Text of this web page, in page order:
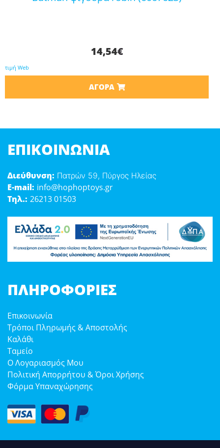
14,54€
τιμή Web
ΑΓΟΡΆ
ΕΠΙΚΟΙΝΩΝΊΑ
Διεύθυνση: Πατρών 59, Πύργος Ηλείας
E-mail: info@hophoptoys.gr
Τηλ.: 26213 01503
ΠΛΗΡΟΦΟΡΊΕΣ
Επικοινωνία
Τρόποι Πληρωμής & Αποστολής
Καλάθι
Ταμείο
Ο Λογαριασμός Μου
Πολιτική Απορρήτου & Όροι Χρήσης
Φόρμα Υπαναχώρησης